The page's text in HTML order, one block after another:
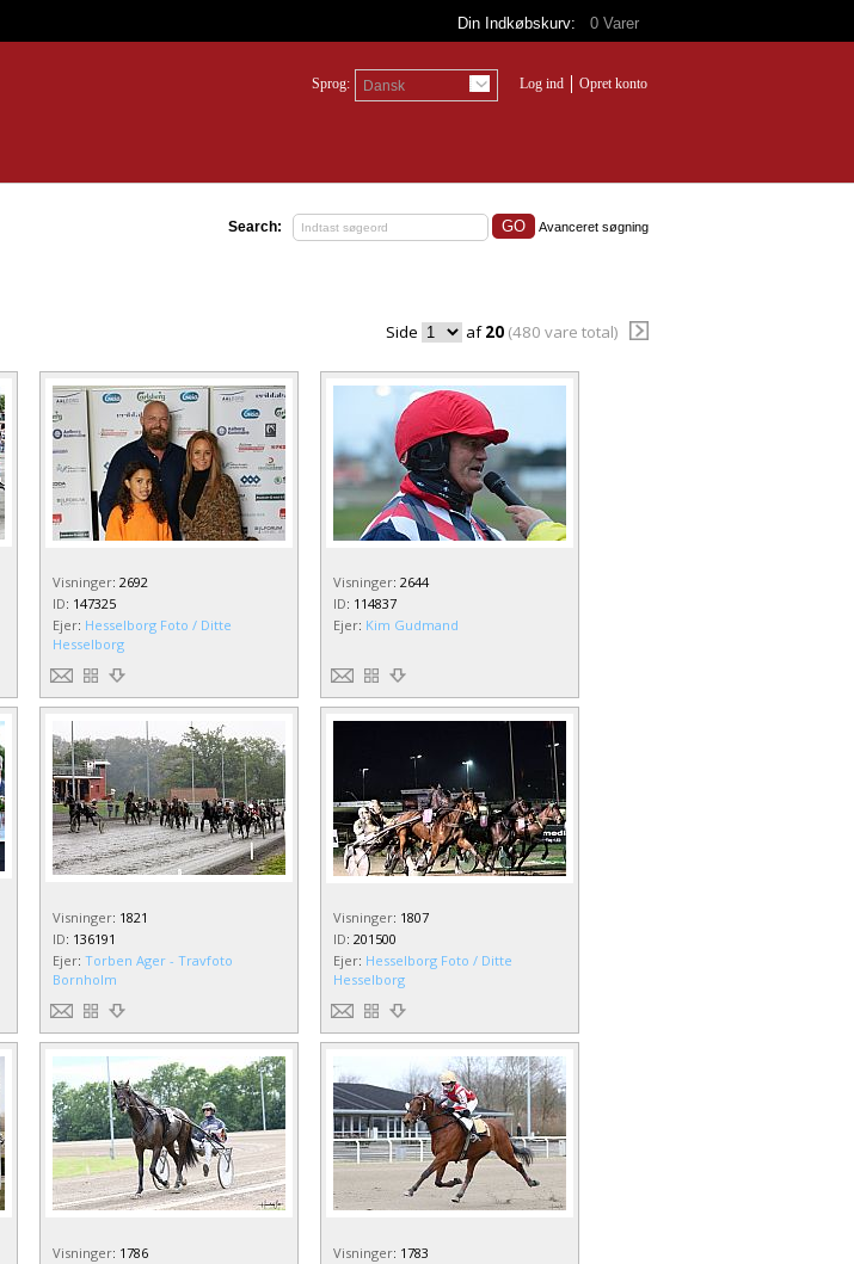
Din Indkøbskurv: 0 Varer
Dansk
Sprog: Log ind Opret konto
Search: Avanceret søgning
Side af20 (480 vare total)
Visninger: 2692
ID: 147325
Ejer: Hesselborg Foto / Ditte
Hesselborg
Visninger: 2644
ID: 114837
Ejer: Kim Gudmand
Visninger: 1821
ID: 136191
Ejer: Torben Ager - Travfoto
Bornholm
Visninger: 1807
ID: 201500
Ejer: Hesselborg Foto / Ditte
Hesselborg
Visninger: 1786
Visninger: 1783